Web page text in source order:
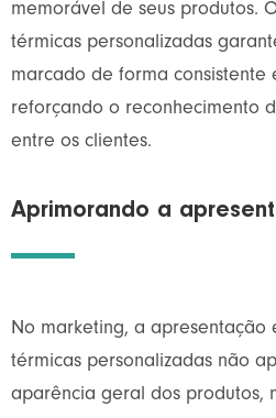
memorável de seus produtos.
térmicas personalizadas
marcado de forma consistente
reforçando o reconhecimento
entre os clientes.
Aprimorando a
No marketing, a apresentação
térmicas personalizadas não
aparência geral dos produtos,